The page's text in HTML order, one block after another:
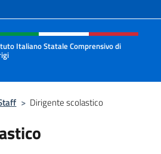
social e menù
Italiano Statale Comprensivo di
> Dirigente scolastico